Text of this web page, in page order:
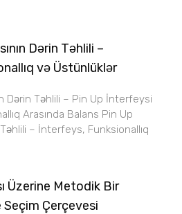
Dərin Təhlili –
və Üstünlüklər
Dərin Təhlili – Pin Up İnterfeysi
Arasında Balans Pin Up
– İnterfeys, Funksionallıq
Üzerine Metodik Bir
Çerçevesi